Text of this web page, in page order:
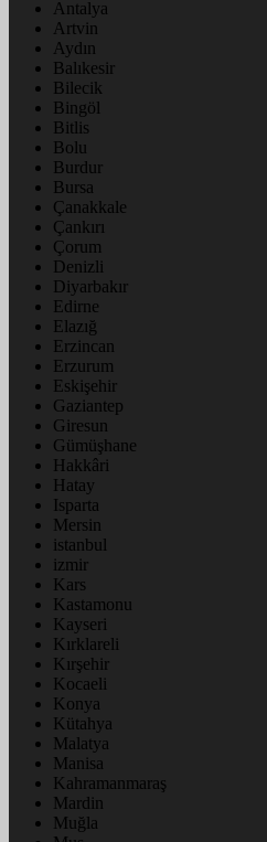
Antalya
Artvin
Aydın
Balıkesir
Bilecik
Bingöl
Bitlis
Bolu
Burdur
Bursa
Çanakkale
Çankırı
Çorum
Denizli
Diyarbakır
Edirne
Elazığ
Erzincan
Erzurum
Eskişehir
Gaziantep
Giresun
Gümüşhane
Hakkâri
Hatay
Isparta
Mersin
istanbul
izmir
Kars
Kastamonu
Kayseri
Kırklareli
Kırşehir
Kocaeli
Konya
Kütahya
Malatya
Manisa
Kahramanmaraş
Mardin
Muğla